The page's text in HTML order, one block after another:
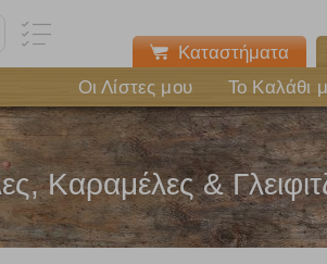
Καταστήματα
Οι Λίστες μου Το Καλάθι
Καραμέλες &